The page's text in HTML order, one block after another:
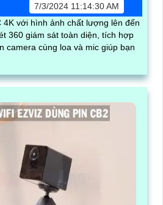
7/3/2024 11:14:30 AM
4K với hình ảnh chất lượng lên đến
360 giám sát toàn diện, tích hợp
camera cùng loa và mic giúp bạn